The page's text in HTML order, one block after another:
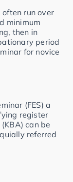
run over
minimum
then in
period
for novice
(FES) a
register
can be
referred